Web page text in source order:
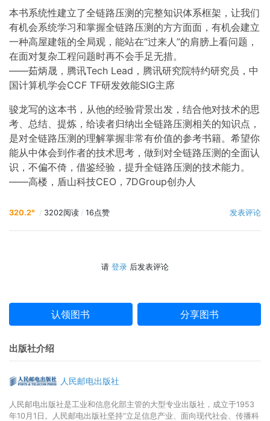
2.5.5 中间件指标 038
2.5.6 压测端指标 038
2.5.7 舆情指标 039
2.5.8 容量指标监控原则 039
2.6 全链路压测的实施流程 041
2.6.1 压测方案设计 041
2.6.3 压测准备 043
2.6.4 压测执行 044
2.6.5 结果反馈 046
2.6.6 持续跟进 047
2.7 本章小结 047
第3章 全链路压测的组织保障 049
3.1.1 运维驱动：GOC团队的建立和意义 050
3.2.1 Program机制 053
3.2.4 激励措施和竞争模式 057
3.3 中小型公司如何建设全链路压测 058
3.3.1 粗放式建设 059
3.3.2 善用云服务商的收费机制 060
3.3.4 购买解决方案 062
3.4 本章小结 062
第4章 全链路压测的工具建设 064
本书系统性建立了全链路压测的完整知识体系框架，让我们
有机会系统学习和掌握全链路压测的方方面面，有机会建立
一种高屋建瓴的全局观，能站在“过来人”的肩膀上看问题，
在面对复杂工程问题时再不会手足无措。
——茹炳晟，腾讯Tech Lead，腾讯研究院特约研究员，中
国计算机学会CCF TF研发效能SIG主席
骏龙写的这本书，从他的经验背景出发，结合他对技术的思
考、总结、提炼，给读者归纳出全链路压测相关的知识点，
是对全链路压测的理解掌握非常有价值的参考书籍。希望你
能从中体会到作者的技术思考，做到对全链路压测的全面认
识，不偏不倚，借鉴经验，提升全链路压测的技术能力。
——高楼，盾山科技CEO，7DGroup创办人
320.2° / 3202阅读 / 16点赞 发表评论
请 登录 后发表评论
认领图书 分享图书
出版社介绍
人民邮电出版社
人民邮电出版社是工业和信息化部主管的大型专业出版社，成立于1953
年10月1日。人民邮电出版社坚持“立足信息产业、面向现代社会、传播科